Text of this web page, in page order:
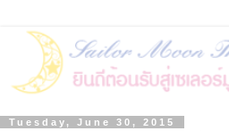
Tuesday, June 30, 2015